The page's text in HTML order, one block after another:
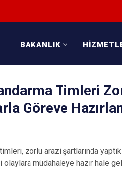
BAKANLIK
Timleri
Göreve
zorlu arazi şartlarında
olaylara müdahaleye hazır hale